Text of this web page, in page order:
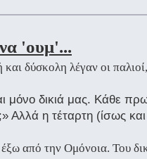
'ουμ'...
δύσκολη λέγαν οι
μόνο δικιά μας. Κάθε
Αλλά η τέταρτη (ίσως
έξω από την Ομόνοια.